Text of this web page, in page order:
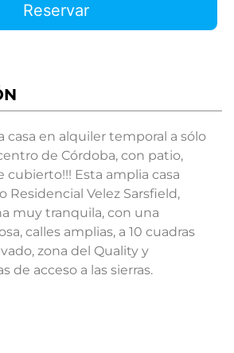
Reservar
casa en alquiler temporal a sólo
de Córdoba, con patio,
cubierto!!! Esta amplia casa
Residencial Velez Sarsfield,
muy tranquila, con una
calles amplias, a 10 cuadras
zona del Quality y
de acceso a las sierras.